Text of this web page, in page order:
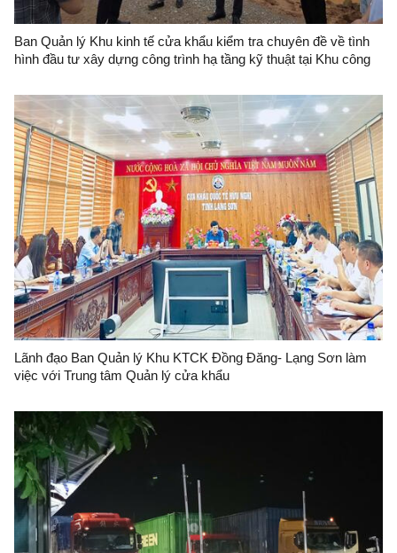
Ban Quản lý Khu kinh tế cửa khẩu kiểm tra chuyên đề về tình
hình đầu tư xây dựng công trình hạ tầng kỹ thuật tại Khu công
Lãnh đạo Ban Quản lý Khu KTCK Đồng Đăng- Lạng Sơn làm
việc với Trung tâm Quản lý cửa khẩu